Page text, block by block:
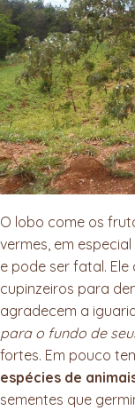
O lobo come os
vermes, em
e pode ser fatal.
cupinzeiros para
agradecem a
para o fundo de
fortes. Em pouco
espécies de
sementes que